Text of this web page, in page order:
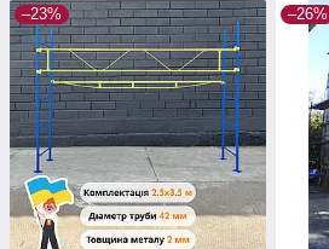
–23% –26%